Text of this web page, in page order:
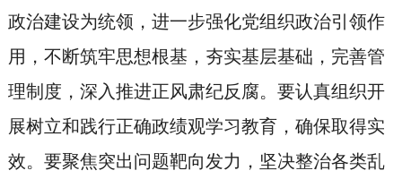
政治建设为统领，进一步强化党组织政治引领作
用，不断筑牢思想根基，夯实基层基础，完善管
理制度，深入推进正风肃纪反腐。要认真组织开
展树立和践行正确政绩观学习教育，确保取得实
效。要聚焦突出问题靶向发力，坚决整治各类乱